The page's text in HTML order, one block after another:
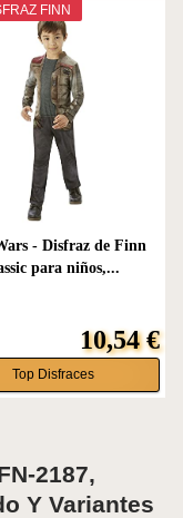
FINN
- Disfraz de Finn
para niños,...
10,54 €
Top Disfraces
2187,
Y Variantes